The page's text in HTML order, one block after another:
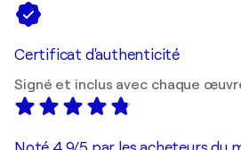
Certificat d'authenticité
Signé et inclus avec chaque